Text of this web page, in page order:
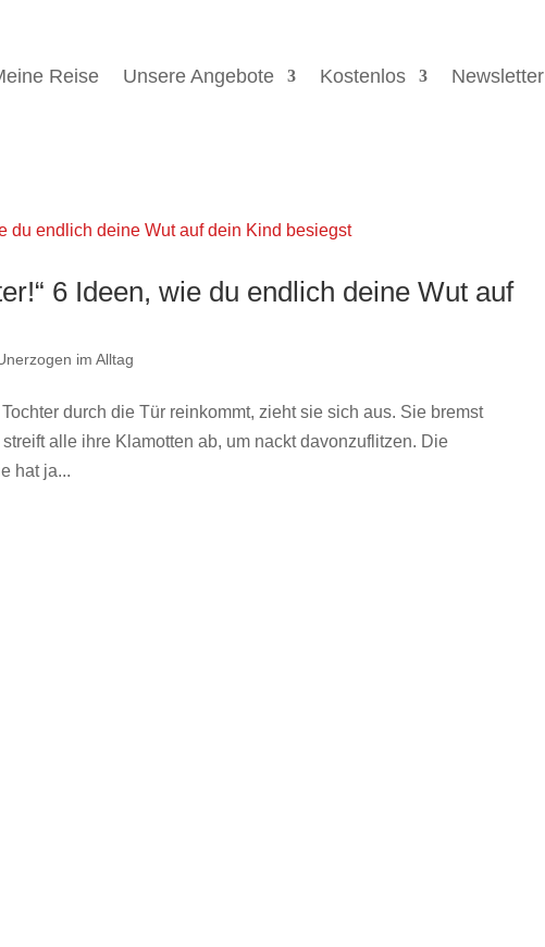
Reise Unsere Angebote Kostenlos Newsletter
6 Ideen, wie du endlich deine Wut auf
im Alltag
durch die Tür reinkommt, zieht sie sich aus. Sie bremst
alle ihre Klamotten ab, um nackt davonzuflitzen. Die
hat ja...